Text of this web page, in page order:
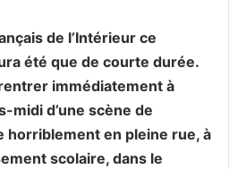
de l’Intérieur ce
été que de courte durée.
immédiatement à
midi d’une scène de
en pleine rue, à
scolaire, dans le